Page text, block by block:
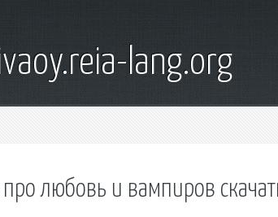
lang.org
любовь и вампиров